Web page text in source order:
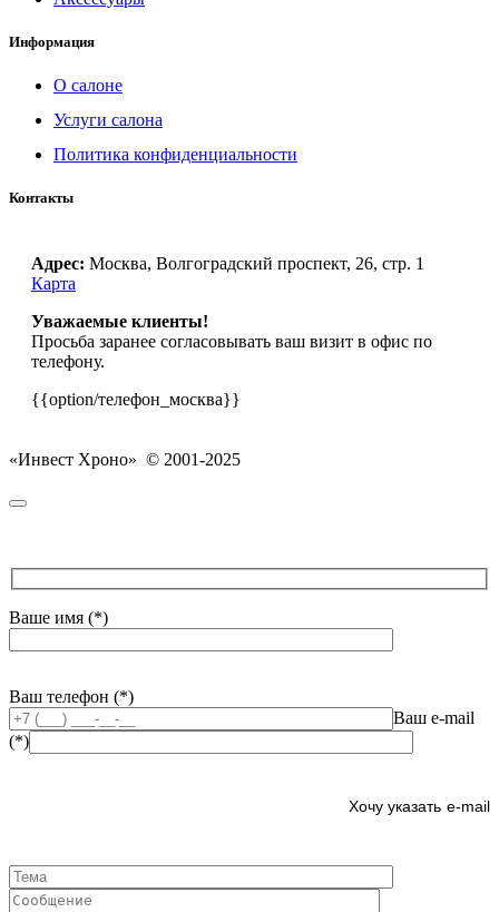
Информация
О салоне
Услуги салона
Политика конфиденциальности
Контакты
Адрес: Москва, Волгоградский проспект, 26, стр. 1
Карта
Уважаемые клиенты!
Просьба заранее согласовывать ваш визит в офис по
телефону.
{{option/телефон_москва}}
«Инвест Хроно» © 2001-2025
Ваше имя (*)
Ваш телефон (*)
Ваш e-mail
(*)
e-mail